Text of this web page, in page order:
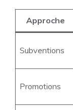
Approche
Subventions
Promotions